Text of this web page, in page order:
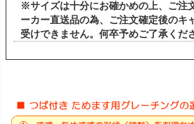
※サイズは十分にお確かめの上、ご注
ーカー直送品の為、ご注文確定後のキ
受けできません。何卒予めご了承くだ